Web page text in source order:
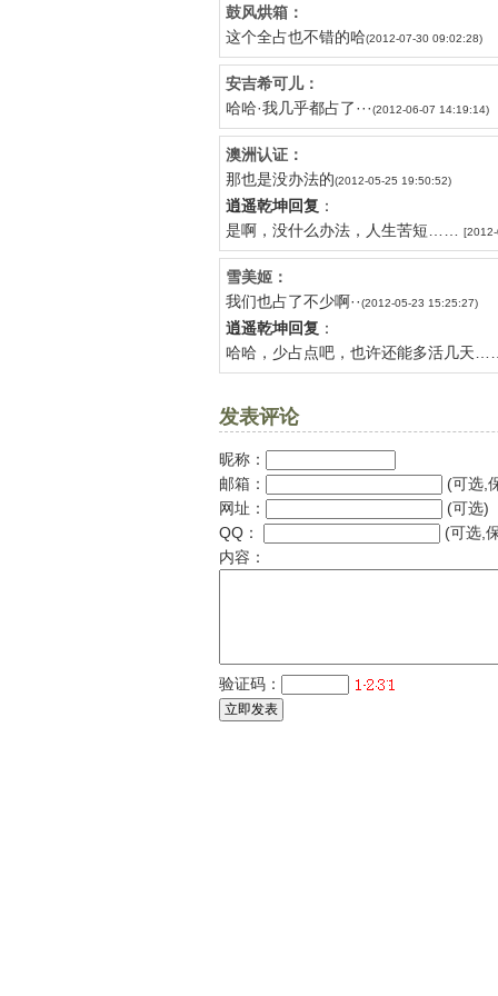
鼓风烘箱：
这个全占也不错的哈(2012-07-30 09:02:28)
安吉希可儿：
哈哈·我几乎都占了···(2012-06-07 14:19:14)
澳洲认证：
那也是没办法的(2012-05-25 19:50:52)
逍遥乾坤回复 ：
是啊，没什么办法，人生苦短……
雪美姬：
我们也占了不少啊··(2012-05-23 15:25:27)
逍遥乾坤回复 ：
哈哈，少占点吧，也许还能多活几天
发表评论
昵称：
邮箱：
(可选,
网址：
(可选)
QQ：
(可选,
内容：
验证码：